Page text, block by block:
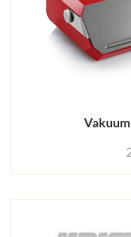
Vakuum